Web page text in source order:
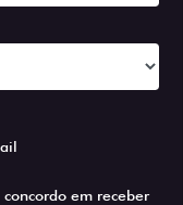
concordo em receber